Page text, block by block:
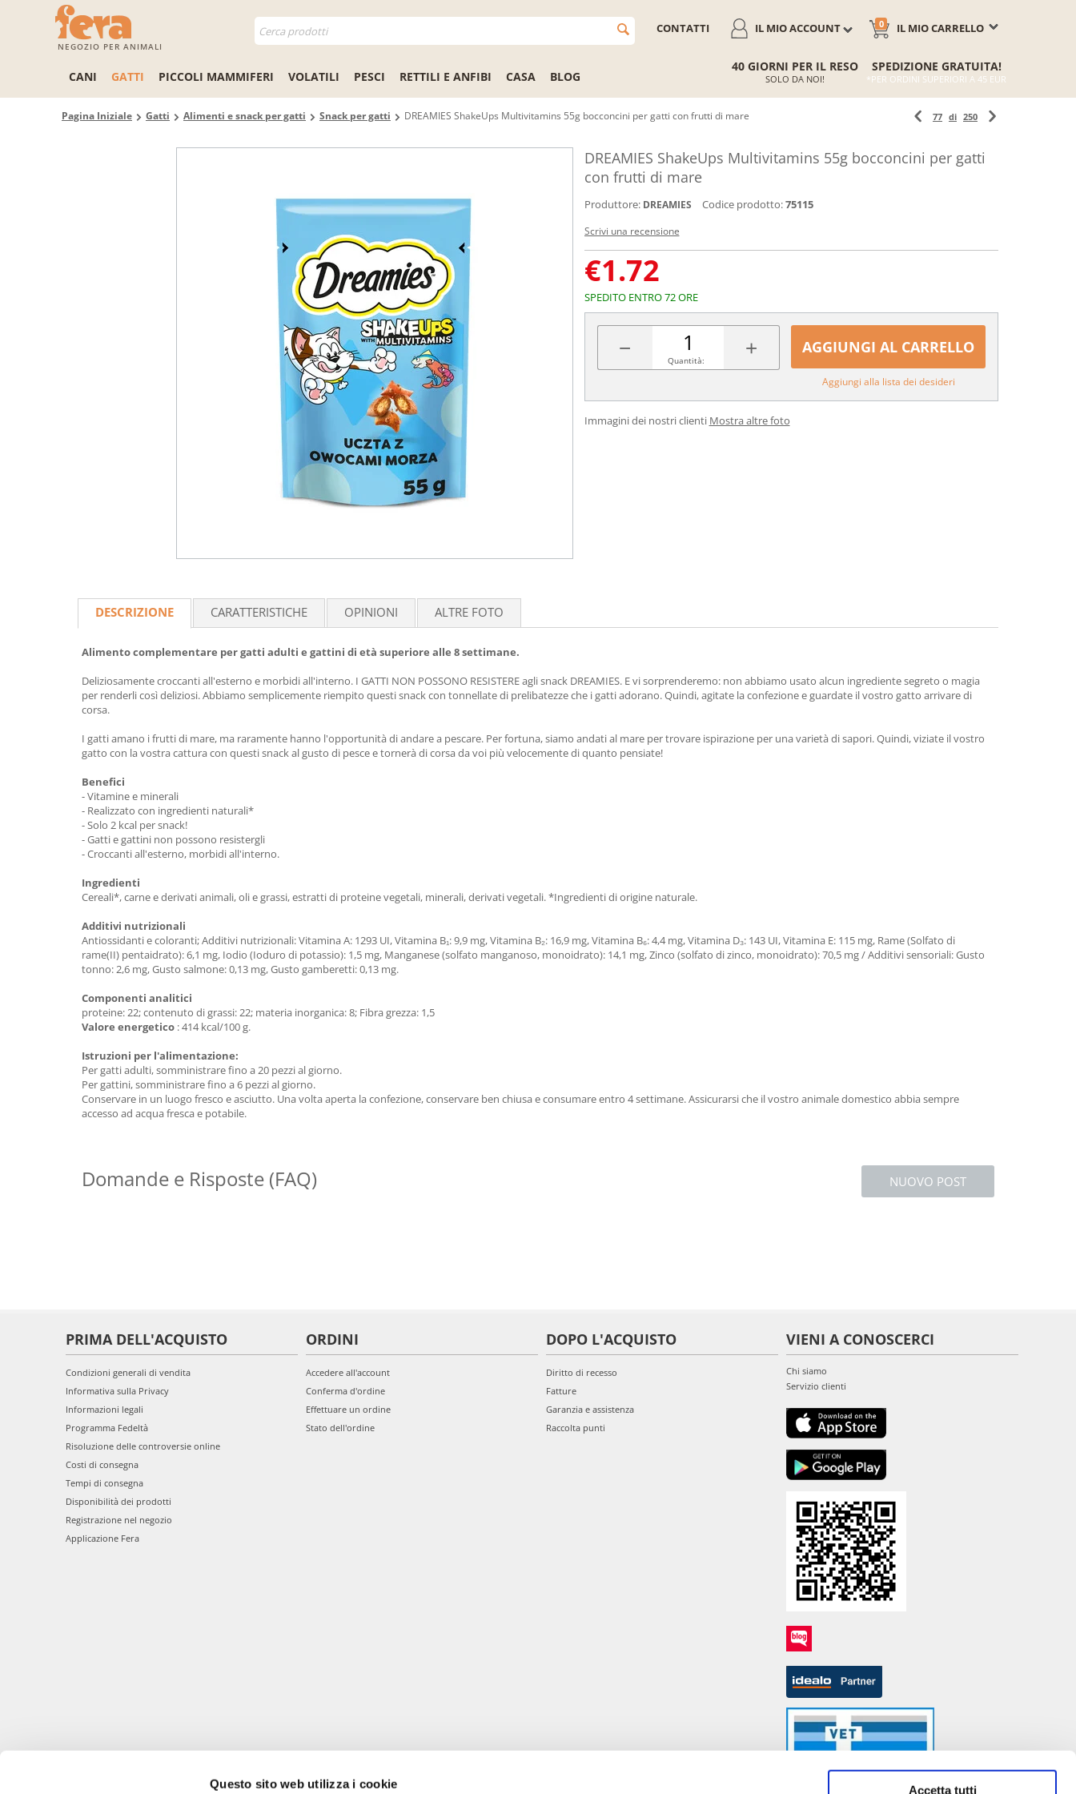
Questo sito web utilizza i cookie Accetta tutti
NEGOZIO PER ANIMALI
IL MIO CARRELLO
0
IL MIO ACCOUNT
CONTATTI
CANI GATTI PICCOLI MAMMIFERI VOLATILI PESCI RETTILI E ANFIBI CASA BLOG
40 GIORNI PER IL RESO
SOLO DA NOI!
SPEDIZIONE GRATUITA!
*PER ORDINI SUPERIORI A 45 EUR
Pagina Iniziale Gatti Alimenti e snack per gatti Snack per gatti DREAMIES ShakeUps Multivitamins 55g bocconcini per gatti con frutti di mare 77 di 250
DREAMIES ShakeUps Multivitamins 55g bocconcini per gatti
con frutti di mare
Produttore: DREAMIES Codice prodotto:75115
Scrivi una recensione
€1.72
SPEDITO ENTRO 72 ORE
− +
Quantità:
AGGIUNGI AL CARRELLO
Aggiungi alla lista dei desideri
Immagini dei nostri clienti Mostra altre foto
DESCRIZIONE CARATTERISTICHE OPINIONI ALTRE FOTO
Alimento complementare per gatti adulti e gattini di età superiore alle 8 settimane.
Deliziosamente croccanti all'esterno e morbidi all'interno. I GATTI NON POSSONO RESISTERE agli snack DREAMIES. E vi sorprenderemo: non abbiamo usato alcun ingrediente segreto o magia
per renderli così deliziosi. Abbiamo semplicemente riempito questi snack con tonnellate di prelibatezze che i gatti adorano. Quindi, agitate la confezione e guardate il vostro gatto arrivare di
corsa.
I gatti amano i frutti di mare, ma raramente hanno l'opportunità di andare a pescare. Per fortuna, siamo andati al mare per trovare ispirazione per una varietà di sapori. Quindi, viziate il vostro
gatto con la vostra cattura con questi snack al gusto di pesce e tornerà di corsa da voi più velocemente di quanto pensiate!
Benefici
- Vitamine e minerali
- Realizzato con ingredienti naturali*
- Solo 2 kcal per snack!
- Gatti e gattini non possono resistergli
- Croccanti all'esterno, morbidi all'interno.
Ingredienti
Cereali*, carne e derivati ​​animali, oli e grassi, estratti di proteine ​​vegetali, minerali, derivati ​​vegetali. *Ingredienti di origine naturale.
Additivi nutrizionali
Antiossidanti e coloranti; Additivi nutrizionali: Vitamina A: 1293 UI, Vitamina B₁: 9,9 mg, Vitamina B₂: 16,9 mg, Vitamina B₆: 4,4 mg, Vitamina D₃: 143 UI, Vitamina E: 115 mg, Rame (Solfato di
rame(II) pentaidrato): 6,1 mg, Iodio (Ioduro di potassio): 1,5 mg, Manganese (solfato manganoso, monoidrato): 14,1 mg, Zinco (solfato di zinco, monoidrato): 70,5 mg / Additivi sensoriali: Gusto
tonno: 2,6 mg, Gusto salmone: 0,13 mg, Gusto gamberetti: 0,13 mg.
Componenti analitici
proteine: 22; contenuto di grassi: 22; materia inorganica: 8; Fibra grezza: 1,5
Valore energetico : 414 kcal/100 g.
Istruzioni per l'alimentazione:
Per gatti adulti, somministrare fino a 20 pezzi al giorno.
Per gattini, somministrare fino a 6 pezzi al giorno.
Conservare in un luogo fresco e asciutto. Una volta aperta la confezione, conservare ben chiusa e consumare entro 4 settimane. Assicurarsi che il vostro animale domestico abbia sempre
accesso ad acqua fresca e potabile.
NUOVO POST
Domande e Risposte (FAQ)
PRIMA DELL'ACQUISTO
Condizioni generali di vendita
Informativa sulla Privacy
Informazioni legali
Programma Fedeltà
Risoluzione delle controversie online
Costi di consegna
Tempi di consegna
Disponibilità dei prodotti
Registrazione nel negozio
Applicazione Fera
ORDINI
Accedere all'account
Conferma d'ordine
Effettuare un ordine
Stato dell'ordine
DOPO L'ACQUISTO
Diritto di recesso
Fatture
Garanzia e assistenza
Raccolta punti
VIENI A CONOSCERCI
Chi siamo
Servizio clienti